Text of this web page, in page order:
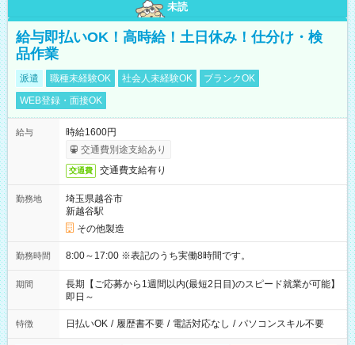
未読
給与即払いOK！高時給！土日休み！仕分け・検
品作業
派遣 職種未経験OK 社会人未経験OK
ブランクOK
WEB登録・面接OK
給与
時給1600円
交通費別途支給あり
交通費 交通費支給有り
勤務地
埼玉県越谷市
新越谷駅
その他製造
勤務時間 8:00～17:00 ※表記のうち実働8時間です。
期間
長期【ご応募から1週間以内(最短2日目)のスピード就業が可能】
即日～
特徴 日払いOK / 履歴書不要 / 電話対応なし / パソコンスキル不要